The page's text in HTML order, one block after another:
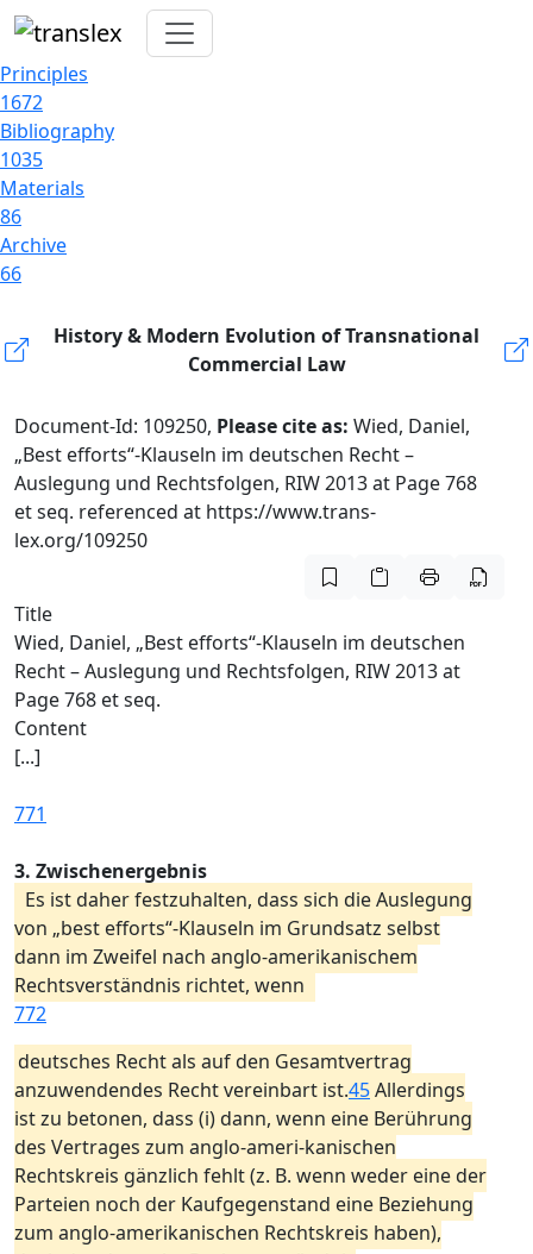
Principles
1672
Bibliography
1035
Materials
86
Archive
66
History & Modern Evolution of Transnational
Commercial Law
Document-Id: 109250, Please cite as: Wied, Daniel,
„Best efforts“-Klauseln im deutschen Recht –
Auslegung und Rechtsfolgen, RIW 2013 at Page 768
et seq. referenced at https://www.trans-
lex.org/109250
Title
Wied, Daniel, „Best efforts“-Klauseln im deutschen
Recht – Auslegung und Rechtsfolgen, RIW 2013 at
Page 768 et seq.
Content
[...]
771
3. Zwischenergebnis
Es ist daher festzuhalten, dass sich die Auslegung
von „best efforts“-Klauseln im Grundsatz selbst
dann im Zweifel nach anglo-amerikanischem
Rechtsverständnis richtet, wenn
772
deutsches Recht als auf den Gesamtvertrag
anzuwendendes Recht vereinbart ist.45Allerdings
ist zu betonen, dass (i) dann, wenn eine Berührung
des Vertrages zum anglo-ameri-kanischen
Rechtskreis gänzlich fehlt (z. B. wenn weder eine der
Parteien noch der Kaufgegenstand eine Beziehung
zum anglo-amerikanischen Rechtskreis haben),